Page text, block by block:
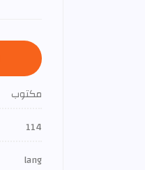
مكتوب
114
lang